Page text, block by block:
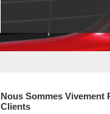
Nous Sommes Vivement
Clients